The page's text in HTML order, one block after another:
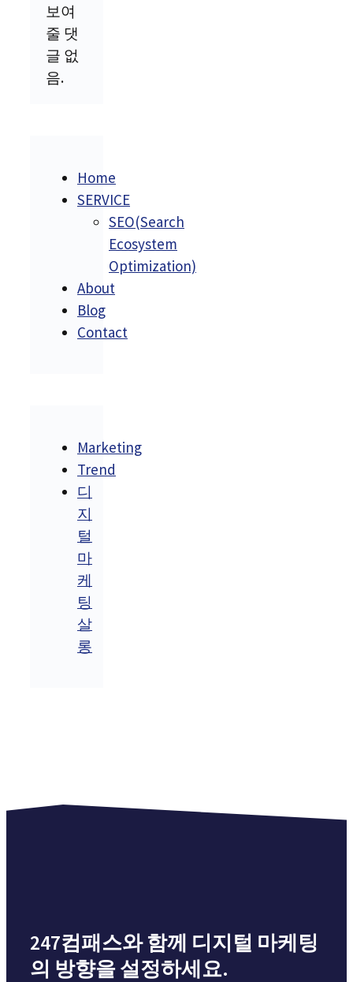
보여
줄 댓
글 없
음.
Home
SERVICE
SEO(Search
Ecosystem
Optimization)
About
Blog
Contact
Marketing
Trend
디
지
털
마
케
팅
살
롱
247컴패스와 함께 디지털 마케팅
의 방향을 설정하세요.